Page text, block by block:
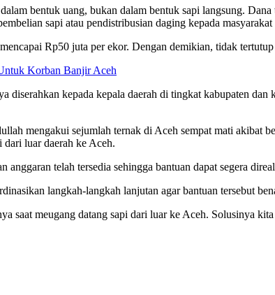
bentuk uang, bukan dalam bentuk sapi langsung.
sapi atau pendistribusian daging kepada
Rp50 juta per ekor. Dengan demikian, tidak
Korban Banjir Aceh
diserahkan kepada kepala daerah di tingkat kabupaten
mengakui sejumlah ternak di Aceh sempat mati akibat
dari luar daerah ke Aceh.
telah tersedia sehingga bantuan dapat segera
langkah-langkah lanjutan agar bantuan tersebut
saat meugang datang sapi dari luar ke Aceh. Solusinya